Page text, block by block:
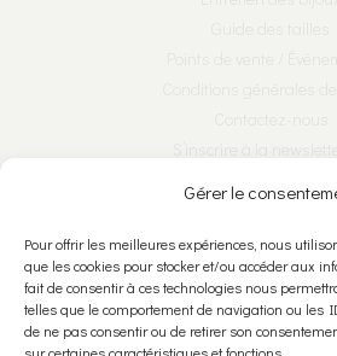
Gérer le
Pour offrir les meilleures expériences, nous
que les cookies pour stocker et/ou accéder aux
fait de consentir à ces technologies nous
telles que le comportement de navigation ou les
de ne pas consentir ou de retirer son